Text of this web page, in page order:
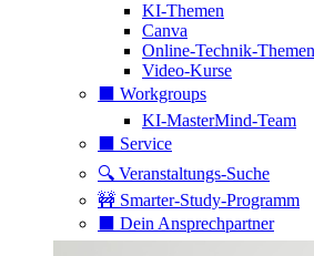
KI-Themen
Canva
Online-Technik-Themen
Video-Kurse
⬛️ Workgroups
KI-MasterMind-Team
⬛️ Service
🔍 Veranstaltungs-Suche
🚧 Smarter-Study-Programm
⬛️ Dein Ansprechpartner